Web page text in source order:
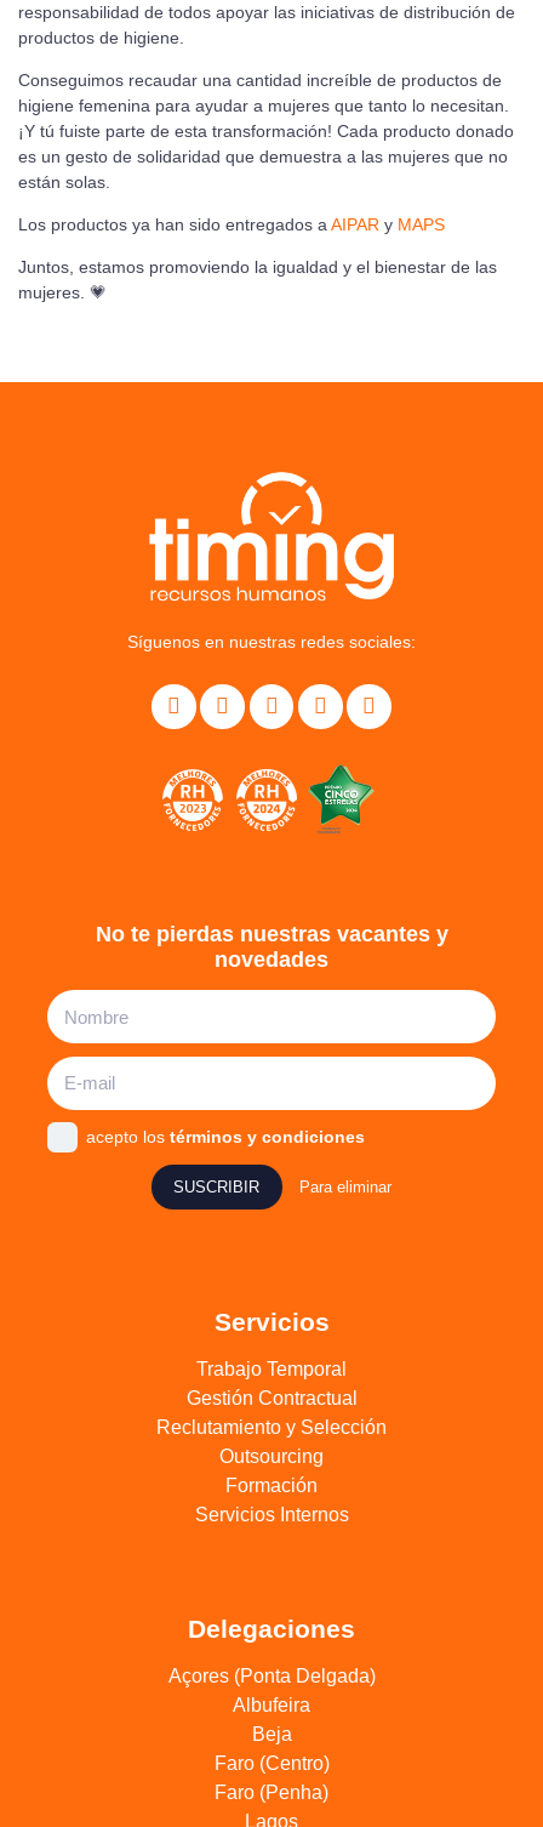
responsabilidad de todos apoyar las iniciativas de distribución de
productos de higiene.
Conseguimos recaudar una cantidad increíble de productos de
higiene femenina para ayudar a mujeres que tanto lo necesitan.
¡Y tú fuiste parte de esta transformación! Cada producto donado
es un gesto de solidaridad que demuestra a las mujeres que no
están solas.
Los productos ya han sido entregados a AIPAR y MAPS
Juntos, estamos promoviendo la igualdad y el bienestar de las
mujeres. 💗
Síguenos en nuestras redes sociales:
Servicios
Trabajo Temporal
Gestión Contractual
Reclutamiento y Selección
Outsourcing
Formación
Servicios Internos
Delegaciones
Açores (Ponta Delgada)
Albufeira
Beja
Faro (Centro)
Faro (Penha)
Lagos
No te pierdas nuestras vacantes y
novedades
acepto lostérminos y condiciones
SUSCRIBIR Para eliminar